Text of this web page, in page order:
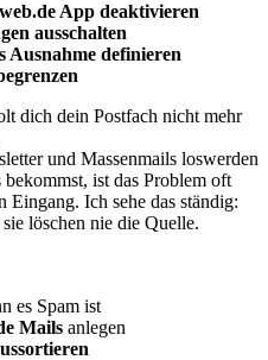
App deaktivieren
ausschalten
Ausnahme definieren
dich dein Postfach nicht mehr
und Massenmails loswerden
ist das Problem oft
Ich sehe das ständig:
löschen nie die Quelle.
es Spam ist
Mails anlegen